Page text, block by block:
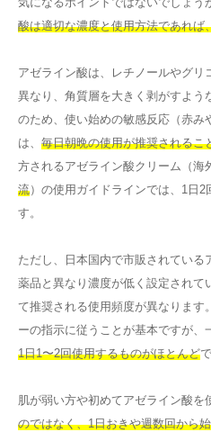
酸は適切な濃度と使用方法であれば
アゼライン酸は、レチノールやグリ
異なり、角質層を大きく剥がすよう
のため、使い始めの敏感反応（赤み
は、 毎日朝晩の使用が推奨されるこ
方されるアゼライン酸クリーム（海
流）の使用ガイドラインでは、1日
す。
ただし、日本国内で市販されている
薬品と異なり濃度が低く設定されて
て推奨される使用頻度が異なります
ーの指示に従うことが基本ですが、
1日1〜2回使用するものがほとんど
肌が弱い方や初めてアゼライン酸を
のではなく、1日おきや週数回から